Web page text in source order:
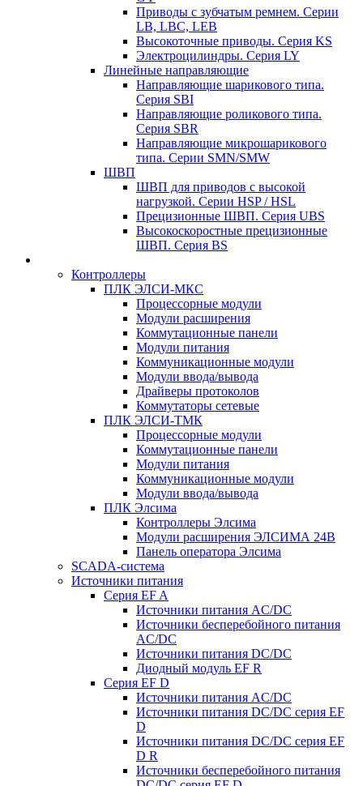
Приводы с зубчатым ремнем. Серии
LB, LBC, LEB
Высокоточные приводы. Серия KS
Электроцилиндры. Серия LY
Линейные направляющие
Направляющие шарикового типа.
Серия SBI
Направляющие роликового типа.
Серия SBR
Направляющие микрошарикового
типа. Серии SMN/SMW
ШВП
ШВП для приводов с высокой
нагрузкой. Серии HSP / HSL
Прецизионные ШВП. Серия UBS
Высокоскоростные прецизионные
ШВП. Серия BS
Контроллеры
ПЛК ЭЛСИ-МКС
Процессорные модули
Модули расширения
Коммутационные панели
Модули питания
Коммуникационные модули
Модули ввода/вывода
Драйверы протоколов
Коммутаторы сетевые
ПЛК ЭЛСИ-ТМК
Процессорные модули
Коммутационные панели
Модули питания
Коммуникационные модули
Модули ввода/вывода
ПЛК Элсима
Контроллеры Элсима
Модули расширения ЭЛСИМА 24В
Панель оператора Элсима
SCADA-система
Источники питания
Серия EF A
Источники питания AC/DC
Источники бесперебойного питания
AC/DC
Источники питания DC/DC
Диодный модуль EF R
Серия EF D
Источники питания AC/DC
Источники питания DC/DC серия EF
D
Источники питания DC/DC серия EF
D R
Источники бесперебойного питания